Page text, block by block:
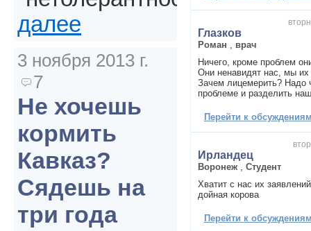
Глазков
Роман
врач
Ничего, кроме проблем
Они ненавидят нас, мы
Зачем лицемерить? Надо
проблеме и разделить
Перейти к
Ирландец
Воронеж
Студент
Хватит с нас их
дойная корова
Перейти к
далее
3 ноября 2013 г.
7
Не хочешь
кормить
Кавказ?
Сядешь на
три года